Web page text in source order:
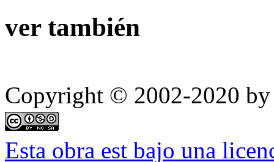
ver también
Copyright © 2002-2020 by
Esta obra est bajo una